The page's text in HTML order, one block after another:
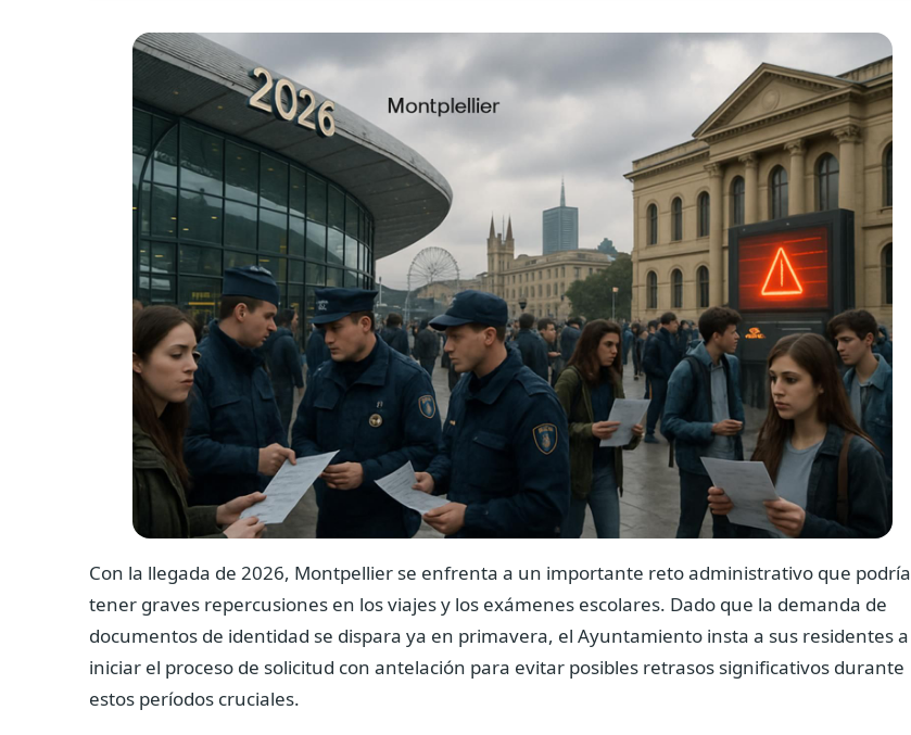
Con la llegada de 2026, Montpellier se enfrenta a un importante reto administrativo que podría
tener graves repercusiones en los viajes y los exámenes escolares. Dado que la demanda de
documentos de identidad se dispara ya en primavera, el Ayuntamiento insta a sus residentes a
iniciar el proceso de solicitud con antelación para evitar posibles retrasos significativos durante
estos períodos cruciales.